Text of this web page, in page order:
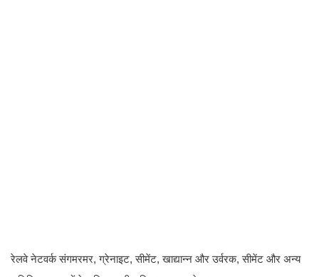
रेलवे नेटवर्क संगमरमर, ग्रेनाइट, सीमेंट, खाद्यान्न और उर्वरक, सीमेंट और अन्य